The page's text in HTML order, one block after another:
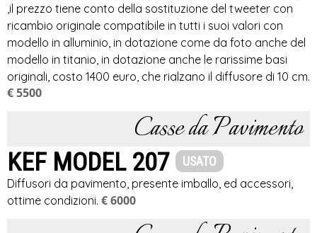
,il prezzo tiene conto della sostituzione del tweeter con
ricambio originale compatibile in tutti i suoi valori con
modello in alluminio, in dotazione come da foto anche del
modello in titanio, in dotazione anche le rarissime basi
originali, costo 1400 euro, che rialzano il diffusore di 10 cm.
€ 5500
Casse da Pavimento
KEF MODEL 207 USATO
Diffusori da pavimento, presente imballo, ed accessori,
ottime condizioni. € 6000